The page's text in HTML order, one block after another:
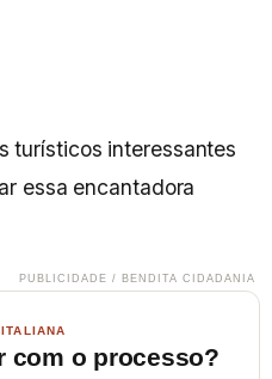
turísticos interessantes
essa encantadora
PUBLICIDADE / BENDITA CIDADANIA
com o processo?